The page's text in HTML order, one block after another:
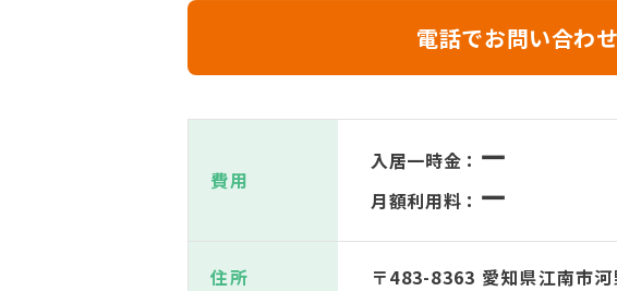
電話でお問い合わせ
費用
入居一時金： ー
月額利用料： ー
住所 〒483-8363 愛知県江南市